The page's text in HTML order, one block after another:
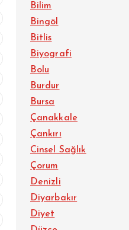
Bilim
Bingöl
Bitlis
Biyografi
Bolu
Burdur
Bursa
Çanakkale
Çankırı
Cinsel Sağlık
Çorum
Denizli
Diyarbakır
Diyet